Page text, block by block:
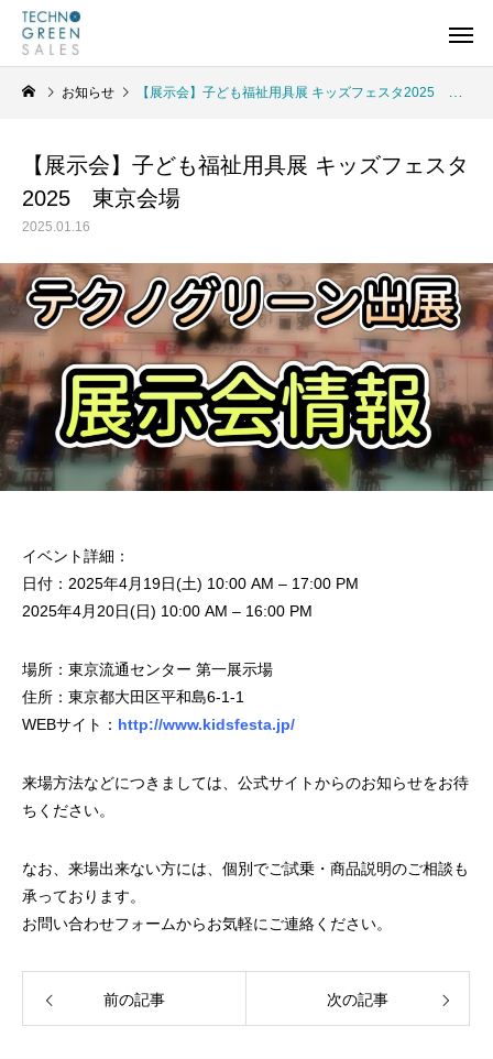
お知らせ 【展示会】子ども福祉用具展 キッズフェスタ2025 東京会場
【展示会】子ども福祉用具展 キッズフェスタ
2025 東京会場
2025.01.16
イベント詳細：
日付：2025年4月19日(土) 10:00 AM – 17:00 PM
2025年4月20日(日) 10:00 AM – 16:00 PM
場所：東京流通センター 第一展示場
住所：東京都大田区平和島6-1-1
WEBサイト： http://www.kidsfesta.jp/
来場方法などにつきましては、公式サイトからのお知らせをお待
ちください。
なお、来場出来ない方には、個別でご試乗・商品説明のご相談も
承っております。
お問い合わせフォームからお気軽にご連絡ください。
前の記事 次の記事